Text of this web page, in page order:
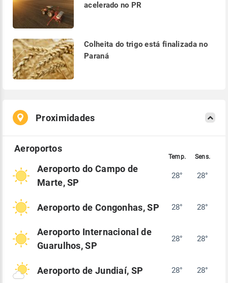
acelerado no PR
Colheita do trigo está finalizada no
Paraná
Proximidades
Aeroporto do Campo de
Marte, SP
28° 28°
Aeroporto de Congonhas, SP 28° 28°
Aeroporto Internacional de
Guarulhos, SP
28° 28°
Aeroporto de Jundiaí, SP 28° 28°